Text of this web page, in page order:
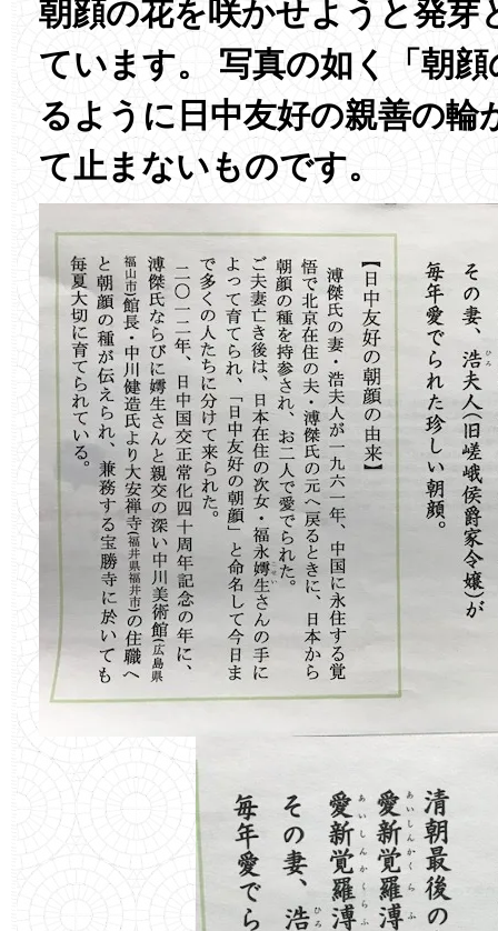
朝顔の花を咲かせようと発芽
ています。 写真の如く「朝
るように日中友好の親善の輪
て止まないものです。